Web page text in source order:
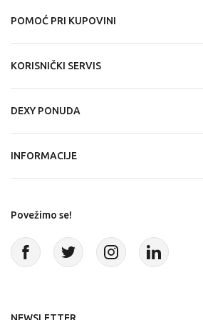
POMOĆ PRI KUPOVINI
KORISNIČKI SERVIS
DEXY PONUDA
INFORMACIJE
Povežimo se!